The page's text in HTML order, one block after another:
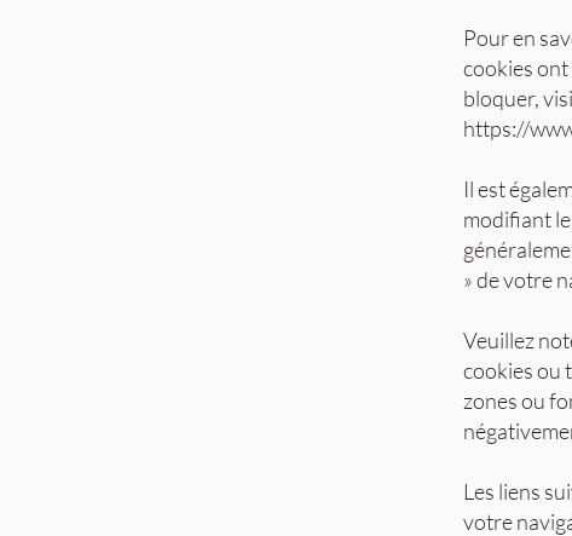
Pour en
cookies ont
bloquer,
https://
Il est
modifiant
» de votre
Veuillez
cookies ou
zones ou
Les liens
votre